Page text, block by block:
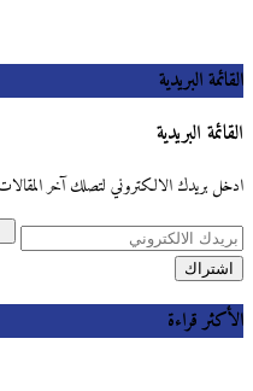
القائمة البريدية
القائمة البريدية
ادخل بريدك الالكتروني لتصلك آخر
الأكثر قراءة